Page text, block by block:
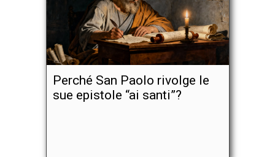
Perché San Paolo rivolge le
sue epistole “ai santi”?